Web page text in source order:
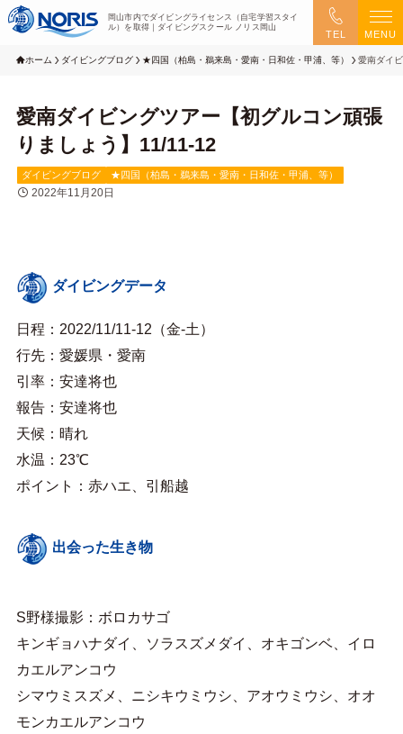
岡山市内でダイビングライセンス（自宅学習スタイ
ル）を取得｜ダイビングスクール ノリス岡山
TEL MENU
ホーム ダイビングブログ ★四国（柏島・鵜来島・愛南・日和佐・甲浦、等） 愛南ダイ
愛南ダイビングツアー【初グルコン頑張
りましょう】11/11-12
ダイビングブログ ★四国（柏島・鵜来島・愛南・日和佐・甲浦、等）
2022年11月20日
ダイビングデータ
日程：2022/11/11-12（金-土）
行先：愛媛県・愛南
引率：安達将也
報告：安達将也
天候：晴れ
水温：23℃
ポイント：赤ハエ、引船越
出会った生き物
S野様撮影：ボロカサゴ
キンギョハナダイ、ソラスズメダイ、オキゴンベ、イロ
カエルアンコウ
シマウミスズメ、ニシキウミウシ、アオウミウシ、オオ
モンカエルアンコウ